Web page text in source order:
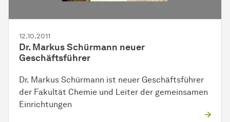
12.10.2011
Dr. Markus Schürmann neuer
Geschäftsführer
Dr. Markus Schürmann ist neuer Geschäftsführer
der Fakultät Chemie und Leiter der gemeinsamen
Einrichtungen